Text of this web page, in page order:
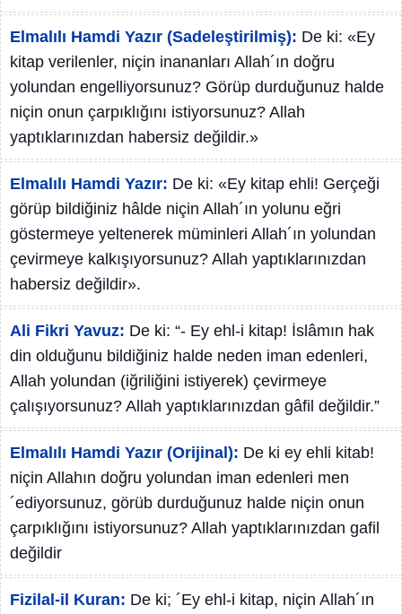
Elmalılı Hamdi Yazır (Sadeleştirilmiş): De ki: «Ey
kitap verilenler, niçin inananları Allah´ın doğru
yolundan engelliyorsunuz? Görüp durduğunuz halde
niçin onun çarpıklığını istiyorsunuz? Allah
yaptıklarınızdan habersiz değildir.»
Elmalılı Hamdi Yazır: De ki: «Ey kitap ehli! Gerçeği
görüp bildiğiniz hâlde niçin Allah´ın yolunu eğri
göstermeye yeltenerek müminleri Allah´ın yolundan
çevirmeye kalkışıyorsunuz? Allah yaptıklarınızdan
habersiz değildir».
Ali Fikri Yavuz: De ki: “- Ey ehl-i kitap! İslâmın hak
din olduğunu bildiğiniz halde neden iman edenleri,
Allah yolundan (iğriliğini istiyerek) çevirmeye
çalışıyorsunuz? Allah yaptıklarınızdan gâfil değildir.”
Elmalılı Hamdi Yazır (Orijinal): De ki ey ehli kitab!
niçin Allahın doğru yolundan iman edenleri men
´ediyorsunuz, görüb durduğunuz halde niçin onun
çarpıklığını istiyorsunuz? Allah yaptıklarınızdan gafil
değildir
Fizilal-il Kuran: De ki; ´Ey ehl-i kitap, niçin Allah´ın